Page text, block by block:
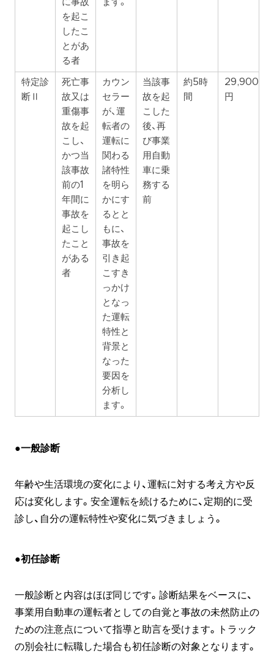
に事故
を起こ
したこ
とがあ
る者
ます。
特定診
断Ⅱ
死亡事
故又は
重傷事
故を起
こし、
かつ当
該事故
前の1
年間に
事故を
起こし
たこと
がある
者
カウン
セラー
が、運
転者の
運転に
関わる
諸特性
を明ら
かにす
るとと
もに、
事故を
引き起
こすき
っかけ
となっ
た運転
特性と
背景と
なった
要因を
分析し
ます。
当該事
故を起
こした
後、再
び事業
用自動
車に乗
務する
前
約5時
間
29,900
円
●一般診断
年齢や生活環境の変化により、運転に対する考え方や反
応は変化します。安全運転を続けるために、定期的に受
診し、自分の運転特性や変化に気づきましょう。
●初任診断
一般診断と内容はほぼ同じです。診断結果をベースに、
事業用自動車の運転者としての自覚と事故の未然防止の
ための注意点について指導と助言を受けます。トラック
の別会社に転職した場合も初任診断の対象となります。